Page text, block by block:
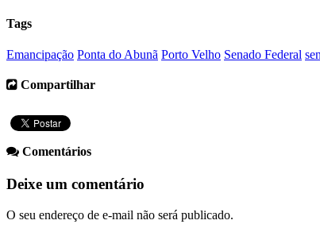
Tags
Emancipação Ponta do Abunã Porto Velho Senado Federal
Compartilhar
Comentários
Deixe um comentário
O seu endereço de e-mail não será publicado.